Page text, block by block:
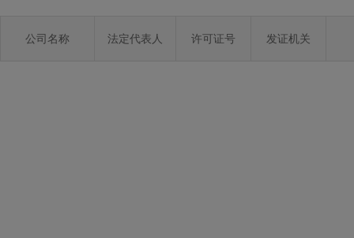
公司名称 法定代表人 许可证号 发证机关